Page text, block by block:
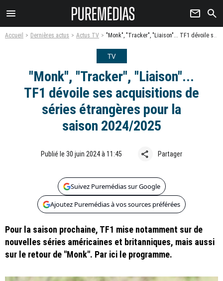
menu newsletter search
Accueil Dernières actus Actus TV "Monk", "Tracker", "Liaison"... TF1 dévoile ses acquisitions de séries étrangères pour la saison 2024/2025
TV
"Monk", "Tracker", "Liaison"...
TF1 dévoile ses acquisitions de
séries étrangères pour la
saison 2024/2025
Publié le 30 juin 2024 à 11:45 share Partager
Suivez Puremédias sur Google
Ajoutez Puremédias à vos sources préférées
Pour la saison prochaine, TF1 mise notamment sur de
nouvelles séries américaines et britanniques, mais aussi
sur le retour de "Monk". Par ici le programme.